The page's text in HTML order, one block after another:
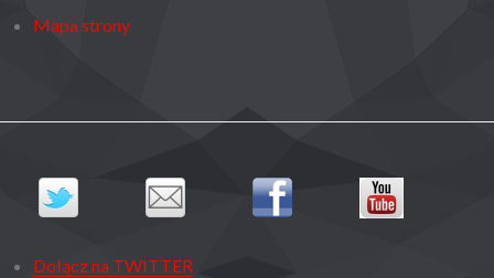
Mapa strony
Dołącz na TWITTER